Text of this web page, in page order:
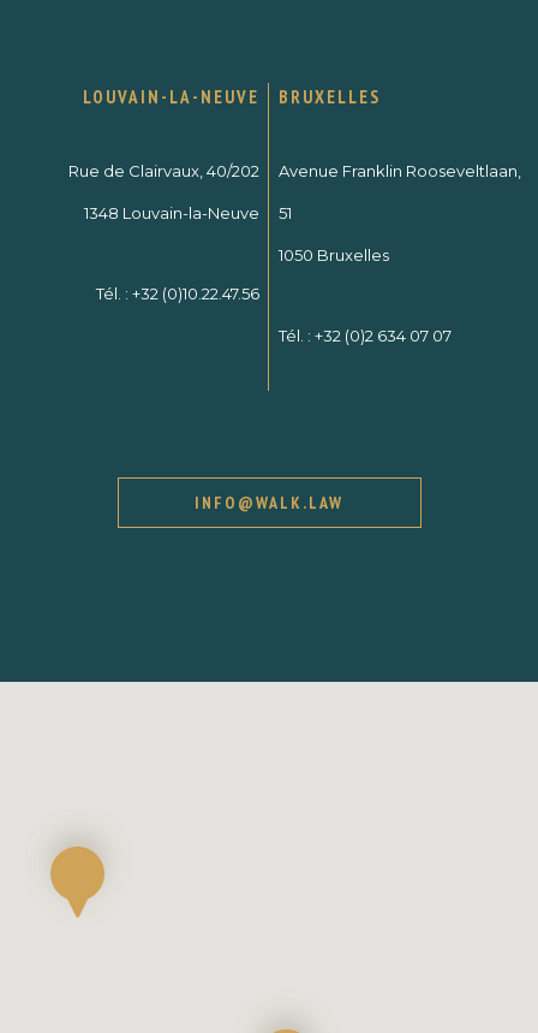
LOUVAIN-LA-NEUVE
Rue de Clairvaux, 40/202
1348 Louvain-la-Neuve
Tél. : +32 (0)10.22.47.56
BRUXELLES
Avenue Franklin Rooseveltlaan,
51
1050 Bruxelles
Tél. : +32 (0)2 634 07 07
INFO@WALK.LAW